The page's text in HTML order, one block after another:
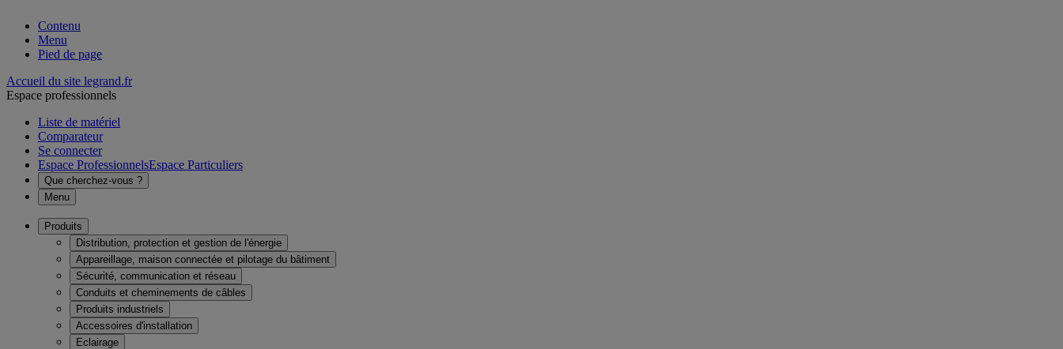
Contenu
Menu
Pied de page
Accueil du site legrand.fr
Espace professionnels
Liste de matériel
Comparateur
Se connecter
Espace ProfessionnelsEspace Particuliers
Que cherchez-vous ?
Menu
Produits
Distribution, protection et gestion de l'énergie
Appareillage, maison connectée et pilotage du bâtiment
Sécurité, communication et réseau
Conduits et cheminements de câbles
Produits industriels
Accessoires d'installation
Eclairage